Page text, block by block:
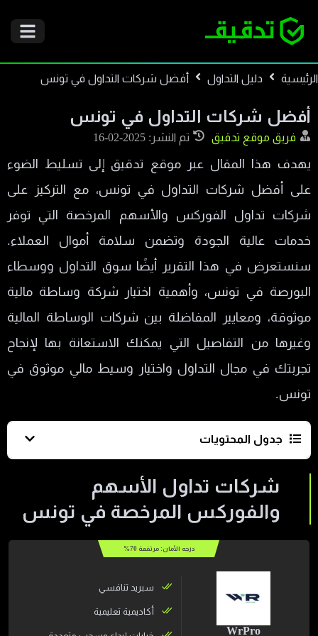
الرئيسية دليل التداول أفضل شركات التداول في تونس
أفضل شركات التداول في تونس
فريق موقع تدقيق تم النشر: 2025-02-16
يهدف هذا المقال عبر موقع تدقيق إلى تسليط الضوء
على أفضل شركات التداول في تونس، مع التركيز على
شركات تداول الفوركس والأسهم المرخصة التي توفر
خدمات عالية الجودة وتضمن سلامة أموال العملاء.
سنستعرض في هذا التقرير أيضًا سوق التداول ووسطاء
البورصة في تونس، وأهمية اختيار شركة وساطة مالية
موثوقة، ومعايير المفاضلة بين شركات الوساطة المالية
وغيرها من التفاصيل التي يمكنك الاستعانة بها لإنجاح
تجربتك في مجال التداول واختيار وسيط مالي موثوق في
تونس.
جدول المحتويات
شركات تداول الأسهم والفوركس المرخصة في
سوق التداول عبر الإنترنت في تونس
وسطاء البورصة في تونس
فتح حساب في بورصة تونس
هل يمكن شراء الأسهم الأمريكية في تونس؟
شركات تداول الأسهم
والفوركس المرخصة في تونس
درجه الأمان: مرتفعة70
%
WrPro
سبريد تنافسي
أكاديمية تعليمية